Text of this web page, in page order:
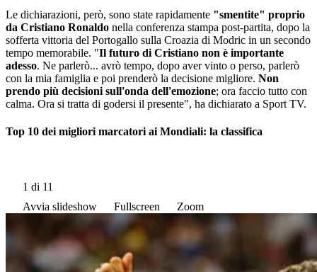
Le dichiarazioni, però, sono state rapidamente "smentite" proprio
da Cristiano Ronaldo nella conferenza stampa post-partita, dopo la
sofferta vittoria del Portogallo sulla Croazia di Modric in un secondo
tempo memorabile. "Il futuro di Cristiano non è importante
adesso. Ne parlerò... avrò tempo, dopo aver vinto o perso, parlerò
con la mia famiglia e poi prenderò la decisione migliore. Non
prendo più decisioni sull'onda dell'emozione; ora faccio tutto con
calma. Ora si tratta di godersi il presente", ha dichiarato a Sport TV.
Top 10 dei migliori marcatori ai Mondiali: la classifica
1 di 11
Avvia slideshow
Fullscreen Zoom